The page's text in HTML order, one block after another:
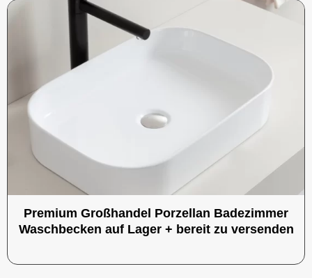
Premium Großhandel Porzellan Badezimmer
Waschbecken auf Lager + bereit zu versenden